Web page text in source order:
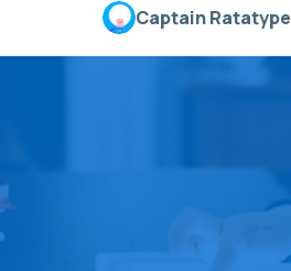
Captain Ratatype